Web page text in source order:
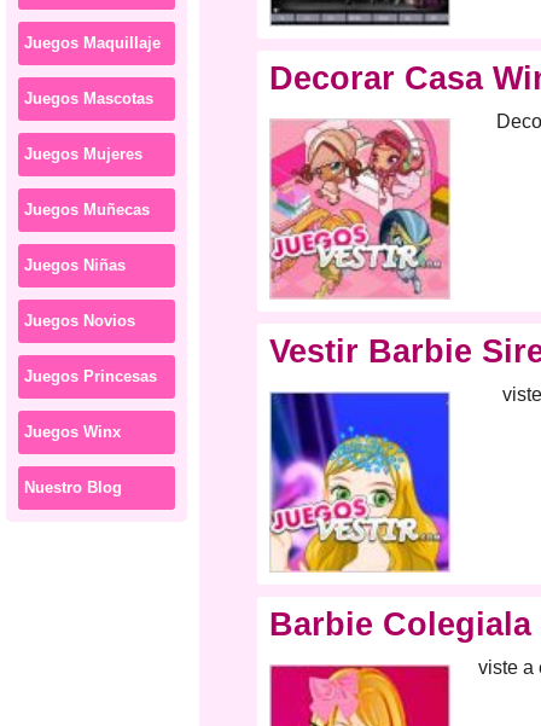
Juegos Maquillaje
Juegos Mascotas
Juegos Mujeres
Juegos Muñecas
Juegos Niñas
Juegos Novios
Juegos Princesas
Juegos Winx
Nuestro Blog
Decorar Casa
Vestir Barbie
Barbie Colegiala
viste a